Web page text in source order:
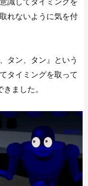
識してタイミングを
れないように気を付
タン、タン』という
タイミングを取って
ました。